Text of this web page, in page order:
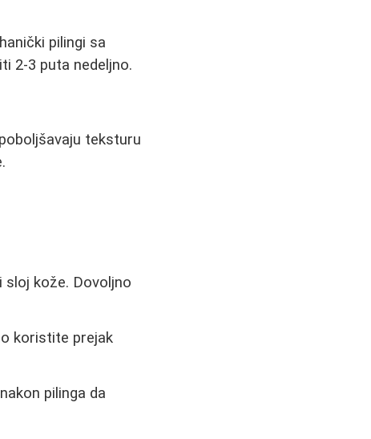
pilingi sa
2-3 puta nedeljno.
teksturu
kože. Dovoljno
koristite prejak
pilinga da